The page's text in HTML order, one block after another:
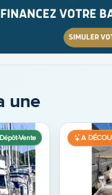
une
Dépôt-Vente A